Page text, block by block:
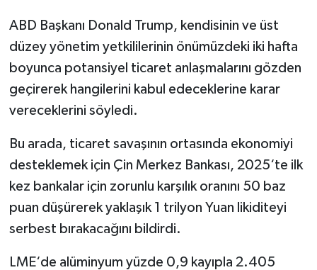
ABD Başkanı Donald Trump, kendisinin ve üst
düzey yönetim yetkililerinin önümüzdeki iki hafta
boyunca potansiyel ticaret anlaşmalarını gözden
geçirerek hangilerini kabul edeceklerine karar
vereceklerini söyledi.
Bu arada, ticaret savaşının ortasında ekonomiyi
desteklemek için Çin Merkez Bankası, 2025‘te ilk
kez bankalar için zorunlu karşılık oranını 50 baz
puan düşürerek yaklaşık 1 trilyon Yuan likiditeyi
serbest bırakacağını bildirdi.
LME‘de alüminyum yüzde 0,9 kayıpla 2.405